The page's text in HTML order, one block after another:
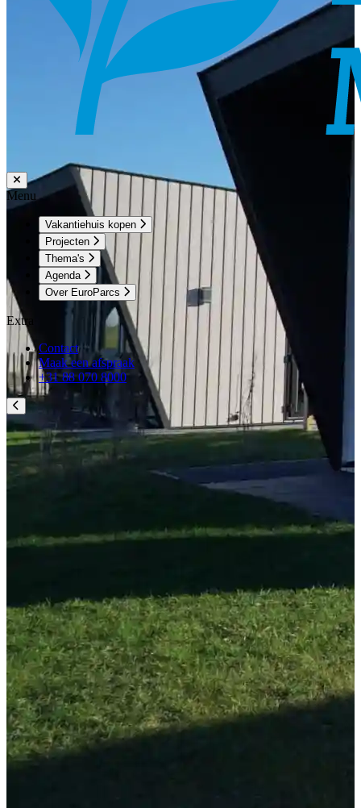
Menu
Vakantiehuis kopen
Projecten
Thema's
Agenda
Over EuroParcs
Extra
Contact
Maak een afspraak
+31 88 070 8000